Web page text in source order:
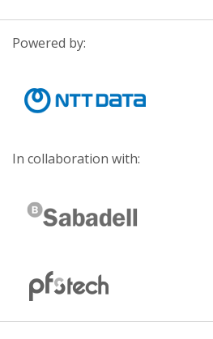
Powered by:
In collaboration with: